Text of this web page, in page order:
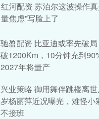
红河配资 苏泊尔这波操作
量焦虑”写脸上了
驰盈配资 比亚迪或率先破
破1200Km，10分钟充到
2027年将量产
兴业策略 御用舞伴跳楼离
岁杨丽萍近况曝光，难怪小
不接班